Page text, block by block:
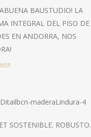
BAUSTUDIO! LA
INTEGRAL DEL PISO DE
EN ANDORRA, NOS
SOSTENIBLE. ROBUSTO.